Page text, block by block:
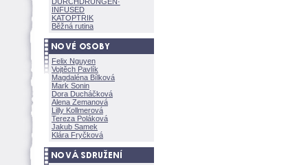
INFUSED
KATOPTRIK
Běžná rutina
Felix Nguyen
Vojtěch Pavlík
Magdaléna Bílkov
Mark Sonin
Dora Ducháčkov
Alena Zemanov
Lilly Kollmerov
Tereza Polákov
Jakub Samek
Klára Fryčkov